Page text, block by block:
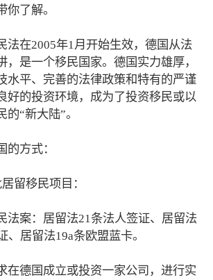
你了解。
法在2005年1月开始生效，德国从法
，是一个移民国家。德国实力雄厚，
水平、完善的法律政策和特有的严谨
好的投资环境，成为了投资移民或以
的“新大陆”。
的方式：
留移民项目：
法案：居留法21条法人签证、居留法
、居留法19a条欧盟蓝卡。
在德国成立或投资一家公司，进行实